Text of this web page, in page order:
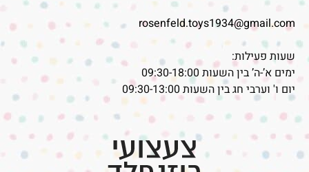
rosenfeld.toys1934@gmail.com
שעות פעילות:
ימים א’-ה’ בין השעות 09:30-18:00
יום ו' וערבי חג בין השעות 09:30-13:00